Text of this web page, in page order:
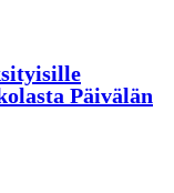
Päivälän